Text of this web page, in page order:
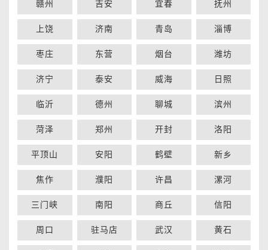
赣州 吉安 宜春 抚州
上饶 济南 青岛 淄博
枣庄 东营 烟台 潍坊
济宁 泰安 威海 日照
临沂 德州 聊城 滨州
菏泽 郑州 开封 洛阳
平顶山 安阳 鹤壁 新乡
焦作 濮阳 许昌 漯河
三门峡 南阳 商丘 信阳
周口 驻马店 武汉 黄石